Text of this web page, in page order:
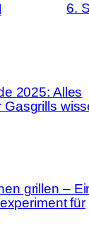
6.
2025: Alles
Gasgrills
grillen –
für